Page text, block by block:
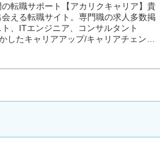
転職サポート【アカリクキャリア】貴
える転職サイト。専門職の求人多数掲
、ITエンジニア、コンサルタント
したキャリアアップ/キャリアチェンジ